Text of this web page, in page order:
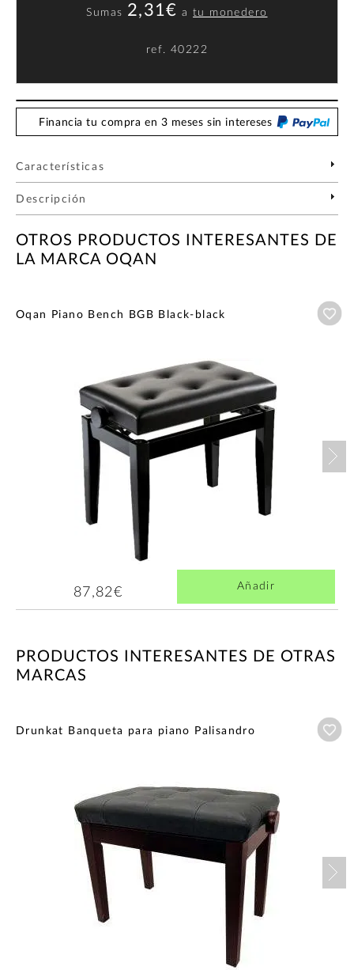
Sumas 2,31€ atu monedero
ref. 40222
Financia tu compra en 3 meses sin intereses
Características
Descripción
OTROS PRODUCTOS INTERESANTES DE
LA MARCA OQAN
Oqan Piano Bench BGB Black-black
87,82€ Añadir
PRODUCTOS INTERESANTES DE OTRAS
MARCAS
Drunkat Banqueta para piano Palisandro